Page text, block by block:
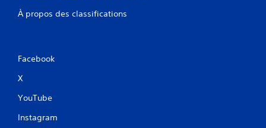
À propos des classifications
Facebook
X
YouTube
Instagram